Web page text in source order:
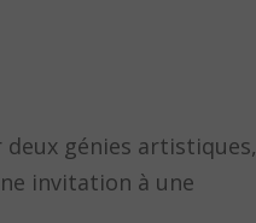
génies artistiques,
invitation à une